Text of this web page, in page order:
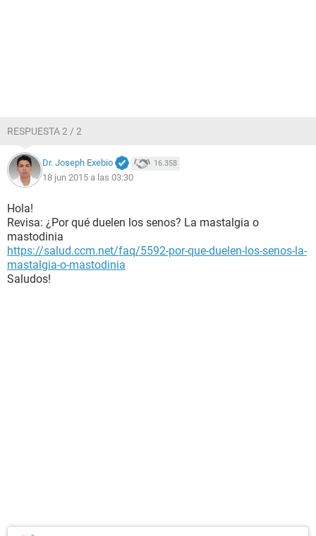
RESPUESTA 2 / 2
Dr. Joseph Exebio 16.358
18 jun 2015 a las 03:30
Hola!
Revisa: ¿Por qué duelen los senos? La mastalgia o
mastodinia
https://salud.ccm.net/faq/5592-por-que-duelen-los-senos-la-
mastalgia-o-mastodinia
Saludos!